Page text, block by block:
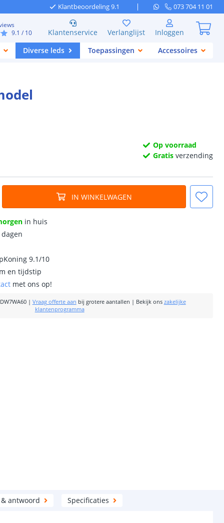
Klantbeoordeling 9.1 073 704 11 01
9.1 / 10 Klantenservice Verlanglijst
Inloggen
Diverse leds Toepassingen Accessoires
Op voorraad
Gratis verzending
IN WINKELWAGEN
in huis
9.1/10
en tijdstip
met ons op!
| Vraag offerte aan bij grotere aantallen | Bekijk ons zakelijke
klantenprogramma
antwoord Specificaties